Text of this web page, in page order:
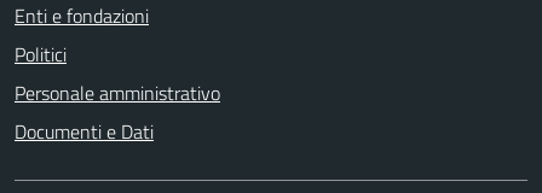
Enti e fondazioni
Politici
Personale amministrativo
Documenti e Dati